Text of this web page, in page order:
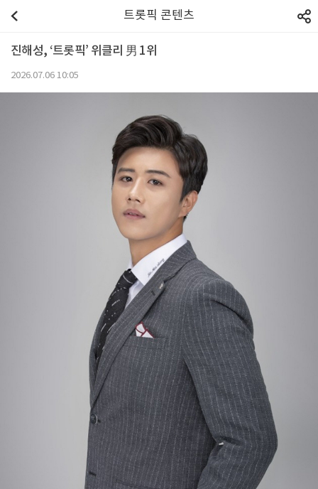
트롯픽 콘텐츠
진해성, ‘트롯픽’ 위클리 男 1위
2026.07.06 10:05